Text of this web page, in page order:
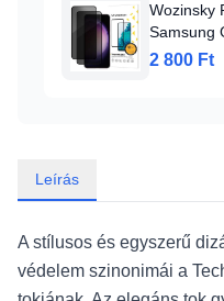
Wozinsky
Samsung
2 800 Ft
Leírás
A stílusos és egyszerű
védelem szinonimái a